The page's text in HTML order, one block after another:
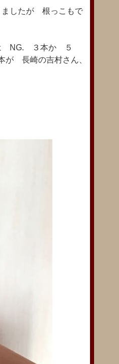
したが 根っこもで
NG. ３本か ５
長崎の吉村さん、